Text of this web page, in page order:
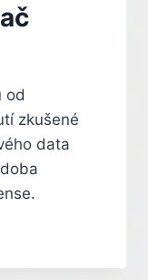
od
zkušené
data